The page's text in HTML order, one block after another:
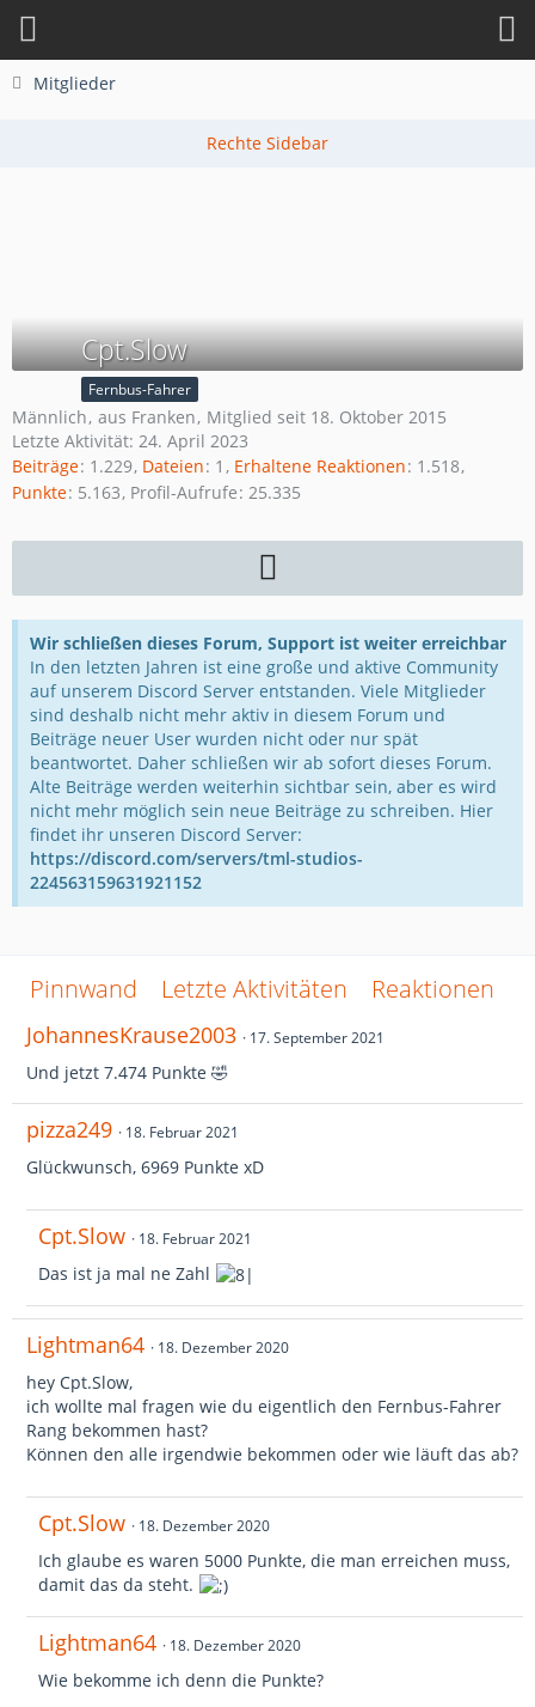
Mitglieder
Cpt.Slow
Fernbus-Fahrer
Männlich aus Franken Mitglied seit 18. Oktober 2015
Letzte Aktivität: 24. April 2023
Beiträge 1.229 Dateien 1 Erhaltene Reaktionen 1.518
Punkte 5.163 Profil-Aufrufe 25.335
Wir schließen dieses Forum, Support ist weiter erreichbar
In den letzten Jahren ist eine große und aktive Community
auf unserem Discord Server entstanden. Viele Mitglieder
sind deshalb nicht mehr aktiv in diesem Forum und
Beiträge neuer User wurden nicht oder nur spät
beantwortet. Daher schließen wir ab sofort dieses Forum.
Alte Beiträge werden weiterhin sichtbar sein, aber es wird
nicht mehr möglich sein neue Beiträge zu schreiben. Hier
findet ihr unseren Discord Server:
https://discord.com/servers/tml-studios-
224563159631921152
Pinnwand Letzte Aktivitäten Reaktionen
JohannesKrause2003 17. September 2021
Und jetzt 7.474 Punkte 🤣
pizza249 18. Februar 2021
Glückwunsch, 6969 Punkte xD
Cpt.Slow 18. Februar 2021
Das ist ja mal ne Zahl
Lightman64 18. Dezember 2020
hey Cpt.Slow,
ich wollte mal fragen wie du eigentlich den Fernbus-Fahrer
Rang bekommen hast?
Können den alle irgendwie bekommen oder wie läuft das ab?
Cpt.Slow 18. Dezember 2020
Ich glaube es waren 5000 Punkte, die man erreichen muss,
damit das da steht.
Lightman64 18. Dezember 2020
Wie bekomme ich denn die Punkte?